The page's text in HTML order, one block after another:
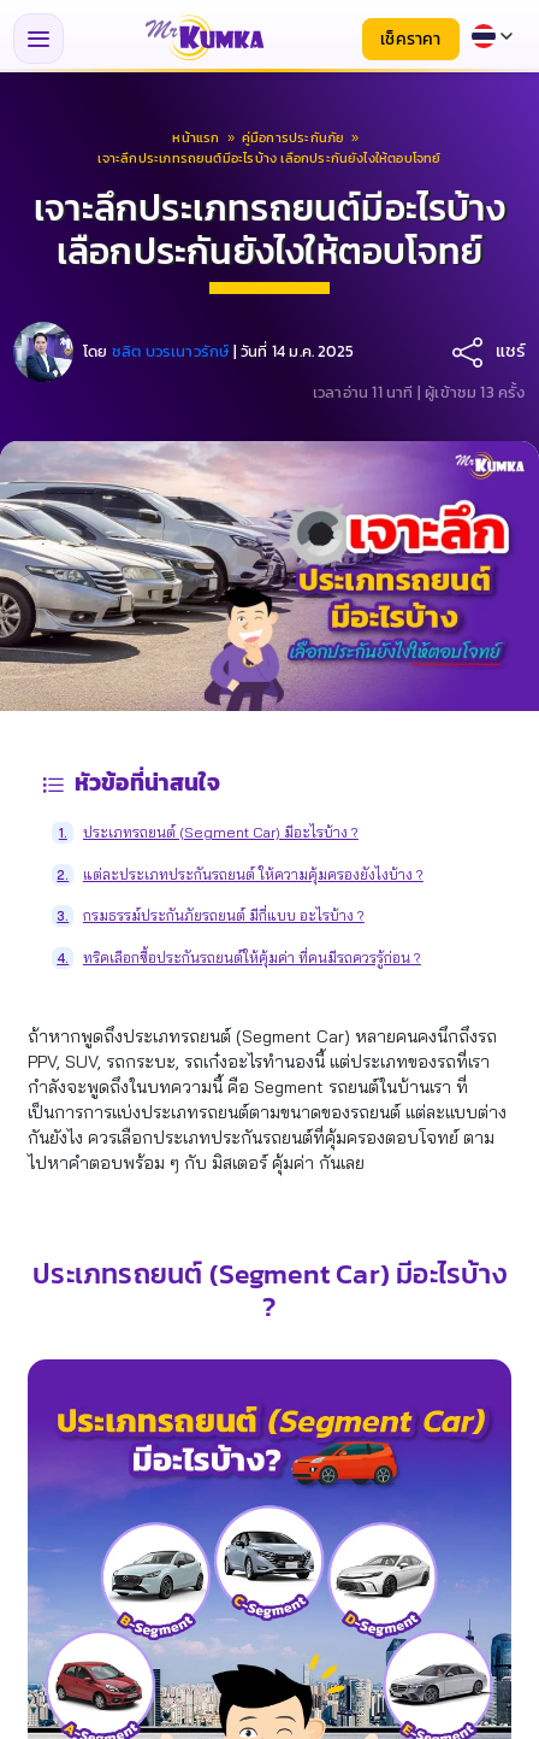
เช็คราคา
หน้าแรก » คู่มือการประกันภัย »
เจาะลึกประเภทรถยนต์มีอะไรบ้าง เลือกประกันยังไงให้ตอบโจทย์
เจาะลึกประเภทรถยนต์มีอะไรบ้าง
เลือกประกันยังไงให้ตอบโจทย์
โดย ชลิต บวรเนาวรักษ์ | วันที่ 14 ม.ค. 2025 แชร์
เวลาอ่าน 11 นาที | ผู้เข้าชม 13 ครั้ง
หัวข้อที่น่าสนใจ
1. ประเภทรถยนต์ (Segment Car) มีอะไรบ้าง ?
2. แต่ละประเภทประกันรถยนต์ ให้ความคุ้มครองยังไงบ้าง ?
3. กรมธรรม์ประกันภัยรถยนต์ มีกี่แบบ อะไรบ้าง ?
4. ทริคเลือกซื้อประกันรถยนต์ให้คุ้มค่า ที่คนมีรถควรรู้ก่อน ?
ถ้าหากพูดถึงประเภทรถยนต์ (Segment Car) หลายคนคงนึกถึงรถ
PPV, SUV, รถกระบะ, รถเก๋งอะไรทำนองนี้ แต่ประเภทของรถที่เรา
กำลังจะพูดถึงในบทความนี้ คือ Segment รถยนต์ในบ้านเรา ที่
เป็นการการแบ่งประเภทรถยนต์ตามขนาดของรถยนต์ แต่ละแบบต่าง
กันยังไง ควรเลือกประเภทประกันรถยนต์ที่คุ้มครองตอบโจทย์ ตาม
ไปหาคำตอบพร้อม ๆ กับ มิสเตอร์ คุ้มค่า กันเลย
ประเภทรถยนต์ (Segment Car) มีอะไรบ้าง
?